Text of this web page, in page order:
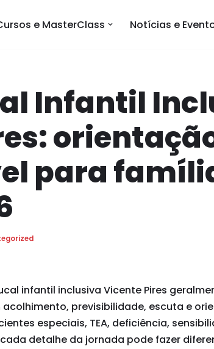
e MasterClass Notícias e
Infantil
para
infantil inclusiva Vicente Pires
previsibilidade, escuta e
especiais, TEA, deficiência,
detalhe da jornada pode fazer